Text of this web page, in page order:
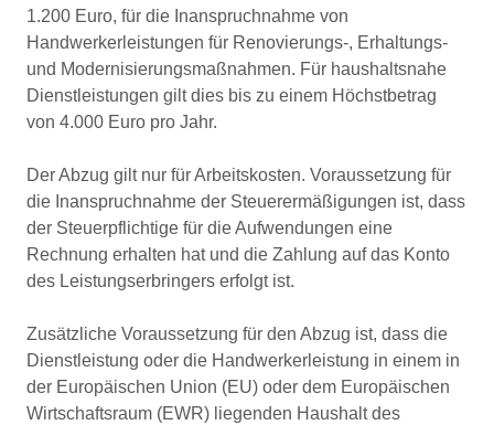
1.200 Euro, für die Inanspruchnahme von
Handwerkerleistungen für Renovierungs-, Erhaltungs-
und Modernisierungsmaßnahmen. Für haushaltsnahe
Dienstleistungen gilt dies bis zu einem Höchstbetrag
von 4.000 Euro pro Jahr.
Der Abzug gilt nur für Arbeitskosten. Voraussetzung für
die Inanspruchnahme der Steuerermäßigungen ist, dass
der Steuerpflichtige für die Aufwendungen eine
Rechnung erhalten hat und die Zahlung auf das Konto
des Leistungserbringers erfolgt ist.
Zusätzliche Voraussetzung für den Abzug ist, dass die
Dienstleistung oder die Handwerkerleistung in einem in
der Europäischen Union (EU) oder dem Europäischen
Wirtschaftsraum (EWR) liegenden Haushalt des